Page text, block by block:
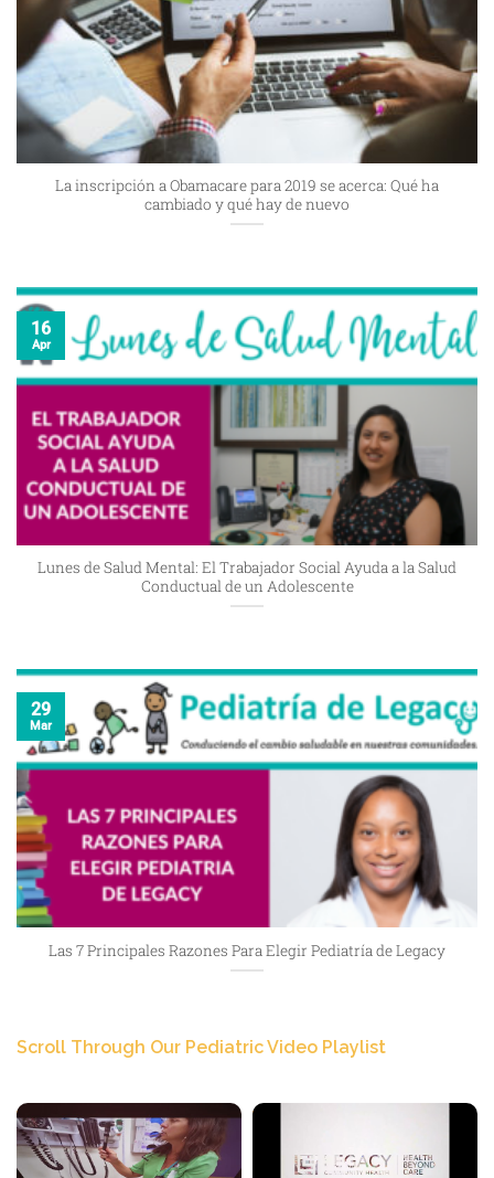
La inscripción a Obamacare para 2019 se acerca: Qué ha
cambiado y qué hay de nuevo
Lunes de Salud Mental: El Trabajador Social Ayuda a la Salud
Conductual de un Adolescente
16
Apr
Las 7 Principales Razones Para Elegir Pediatría de Legacy
29
Mar
Scroll Through Our Pediatric Video Playlist